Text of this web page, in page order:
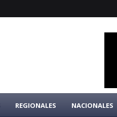
REGIONALES NACIONALES